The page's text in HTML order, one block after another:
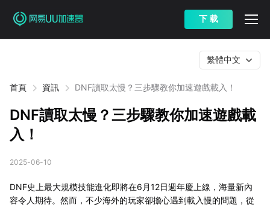
下 载
首頁 資訊 DNF讀取太慢？三步驟教你加速遊戲載入！
繁體中文
DNF讀取太慢？三步驟教你加速遊戲載
入！
2025-06-10
DNF史上最大規模技能進化即將在6月12日週年慶上線，海量新內
容令人期待。然而，不少海外的玩家卻擔心遇到載入慢的問題，從